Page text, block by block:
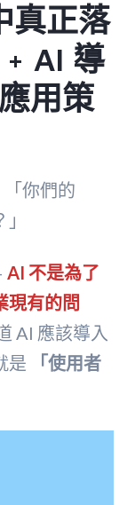
真正落
AI 導
用策
你們的
AI 不是為了
現有的問
AI 應該導入
是
「使用者